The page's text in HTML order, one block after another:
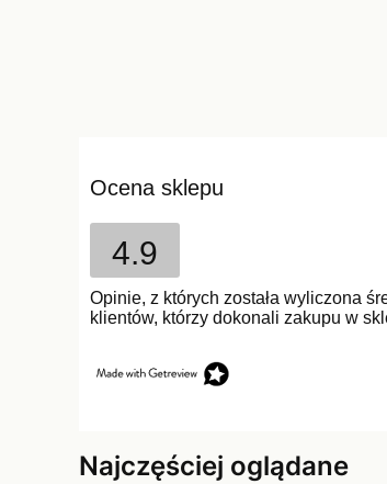
Ocena sklepu
4.9
Opinie, z których została wyliczona
klientów, którzy dokonali zakupu w
Najczęściej oglądane